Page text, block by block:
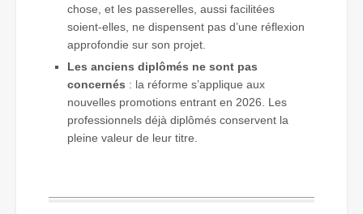
chose, et les passerelles, aussi facilitées
soient-elles, ne dispensent pas d’une réflexion
approfondie sur son projet.
Les anciens diplômés ne sont pas
concernés : la réforme s’applique aux
nouvelles promotions entrant en 2026. Les
professionnels déjà diplômés conservent la
pleine valeur de leur titre.